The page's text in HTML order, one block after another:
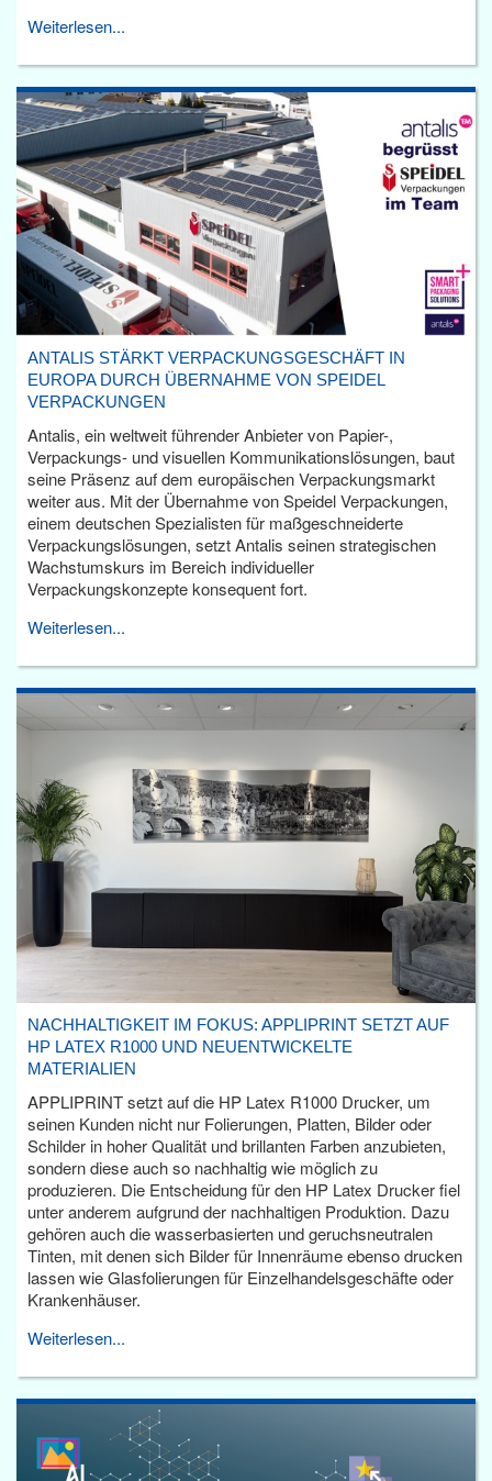
Weiterlesen...
ANTALIS STÄRKT VERPACKUNGSGESCHÄFT IN
EUROPA DURCH ÜBERNAHME VON SPEIDEL
VERPACKUNGEN
Antalis, ein weltweit führender Anbieter von Papier-,
Verpackungs- und visuellen Kommunikationslösungen, baut
seine Präsenz auf dem europäischen Verpackungsmarkt
weiter aus. Mit der Übernahme von Speidel Verpackungen,
einem deutschen Spezialisten für maßgeschneiderte
Verpackungslösungen, setzt Antalis seinen strategischen
Wachstumskurs im Bereich individueller
Verpackungskonzepte konsequent fort.
Weiterlesen...
NACHHALTIGKEIT IM FOKUS: APPLIPRINT SETZT AUF
HP LATEX R1000 UND NEUENTWICKELTE
MATERIALIEN
APPLIPRINT setzt auf die HP Latex R1000 Drucker, um
seinen Kunden nicht nur Folierungen, Platten, Bilder oder
Schilder in hoher Qualität und brillanten Farben anzubieten,
sondern diese auch so nachhaltig wie möglich zu
produzieren. Die Entscheidung für den HP Latex Drucker fiel
unter anderem aufgrund der nachhaltigen Produktion. Dazu
gehören auch die wasserbasierten und geruchsneutralen
Tinten, mit denen sich Bilder für Innenräume ebenso drucken
lassen wie Glasfolierungen für Einzelhandelsgeschäfte oder
Krankenhäuser.
Weiterlesen...